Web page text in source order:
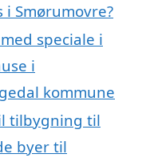
Smørumovre?
speciale i
i
kommune
tilbygning til
byer til